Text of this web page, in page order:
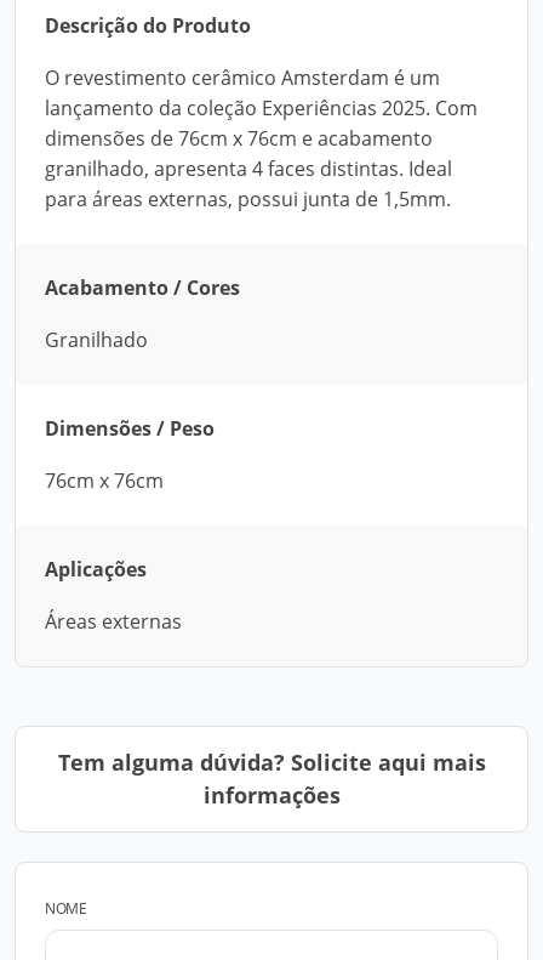
Descrição do Produto
O revestimento cerâmico Amsterdam é um
lançamento da coleção Experiências 2025. Com
dimensões de 76cm x 76cm e acabamento
granilhado, apresenta 4 faces distintas. Ideal
para áreas externas, possui junta de 1,5mm.
Acabamento / Cores
Granilhado
Dimensões / Peso
76cm x 76cm
Aplicações
Áreas externas
Tem alguma dúvida? Solicite aqui mais
informações
NOME